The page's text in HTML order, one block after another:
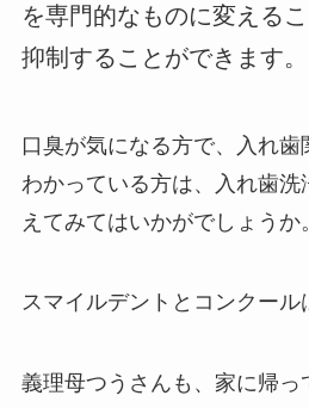
を専門的なものに変える
抑制することができます。
口臭が気になる方で、入れ歯
わかっている方は、入れ歯
えてみてはいかがでしょうか。
スマイルデントとコンクール
義理母つうさんも、家に帰っ